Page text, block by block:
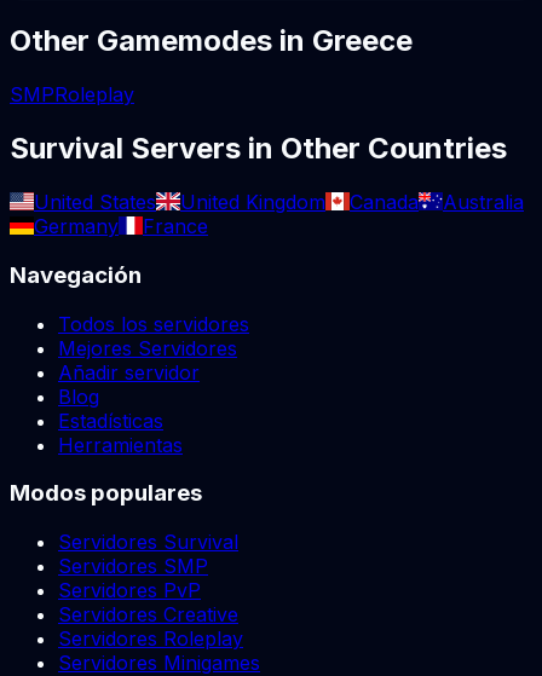
Other Gamemodes in Greece
SMPRoleplay
Survival Servers in Other Countries
United States United Kingdom Canada
Australia
Germany
France
Navegación
Todos los servidores
Mejores Servidores
Añadir servidor
Blog
Estadísticas
Herramientas
Modos populares
Servidores Survival
Servidores SMP
Servidores PvP
Servidores Creative
Servidores Roleplay
Servidores Minigames